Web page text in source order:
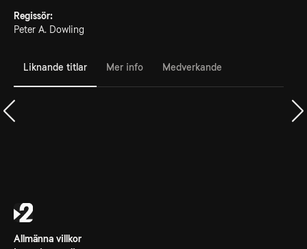
Regissör:
Peter A. Dowling
Liknande titlar Mer info Medverkande
Allmänna villkor